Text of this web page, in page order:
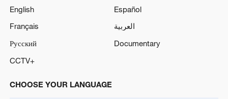
English
Español
Français
العربية
Русский
Documentary
CCTV+
CHOOSE YOUR LANGUAGE